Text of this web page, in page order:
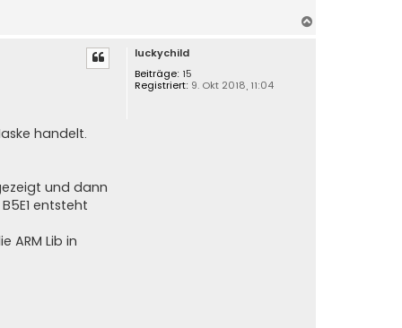
luckychild
Beiträge: 15
Registriert: 9. Okt 2018, 11:04
handelt.
und dann
entsteht
ARM Lib in